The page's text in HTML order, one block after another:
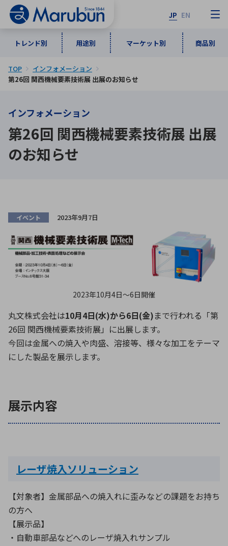
JP EN
トレンド別 用途別 マーケット別 商品別
トレンド別
インダストリアルDXソリューション
5G・Local 5G
ロボティクス（AI）
ミリ波レーダー
用途別
通信・ネットワーク
監視・セキュリティ
品質管理・検査
製品製造・加工
環境構築・開発システム
半導体・電子部品小ロット
マーケット別
自動車 産業
民生 医療
商品別
半導体・電子部品 ソフトウェア
ICTソリューション 組立・ロボティクス
特定用途向け・その他 サービス
メーカ一覧
50音順
あ行 か行 さ行
た行
な行
アルファベット順
A B
D
E
H
I
L
N O
Q
R S
T
U
V W
Y
Z
TOP
インフォメーション
第26回 関西機械要素技術展 出展のお知らせ
インフォメーション
第26回 関西機械要素技術展 出展
のお知らせ
イベント 2023年9月7日
2023年10月4日〜6日開催
丸文株式会社は10月4日(水)から6日(金)まで行われる「第
26回 関西機械要素技術展」に出展します。
今回は金属への焼入や肉盛、溶接等、様々な加工をテーマ
にした製品を展示します。
展示内容
レーザ焼入ソリューション
【対象者】金属部品への焼入れに歪みなどの課題をお持ち
の方へ
【展示品】
・自動車部品などへのレーザ焼入れサンプル